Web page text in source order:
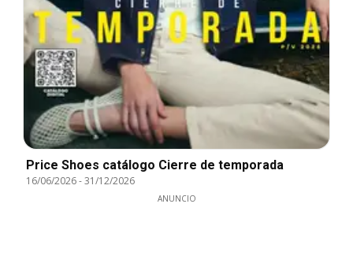
Price Shoes catálogo Cierre de temporada
16/06/2026-31/12/2026
ANUNCIO